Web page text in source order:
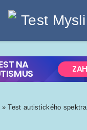
»Test autistického spektra